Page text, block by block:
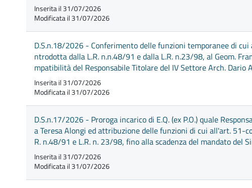
Inserita il 31/07/2026
Modificata il 31/07/2026
D.S.n.18/2026 - Conferimento delle funzioni temporanee di
ntrodotta dalla L.R. n.n.48/91 e dalla L.R. n.23/98, al Geom.
mpatibilità del Responsabile Titolare del IV Settore Arch.
Inserita il 31/07/2026
Modificata il 31/07/2026
D.S.n.17/2026 - Proroga incarico di E.Q. (ex P.O.) quale
a Teresa Alongi ed attribuzione delle funzioni di cui all'art. 51-
R. n.48/91 e L.R. n. 23/98, fino alla scadenza del mandato del
Inserita il 31/07/2026
Modificata il 31/07/2026